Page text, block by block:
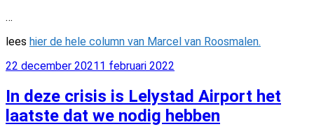
…
lees hier de hele column van Marcel van Roosmalen.
Geplaatst
22 december 20211 februari 2022
In deze crisis is Lelystad Airport het
laatste dat we nodig hebben